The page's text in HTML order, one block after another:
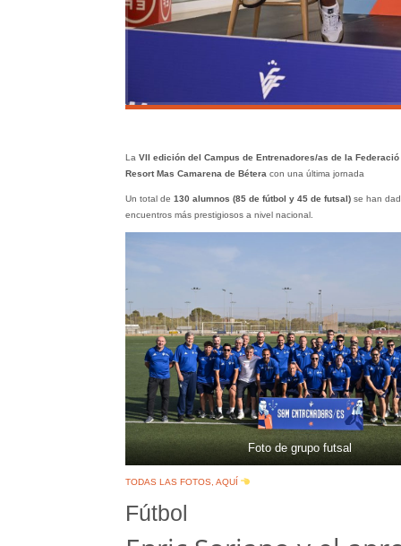
La VII edición del Campus de Entrenadores/as de la
Resort Mas Camarena de Bétera con una última jornada
Un total de 130 alumnos (85 de fútbol y 45 de futsal) se han
encuentros más prestigiosos a nivel nacional.
Foto de grupo futsal
TODAS LAS FOTOS, AQUÍ
Fútbol